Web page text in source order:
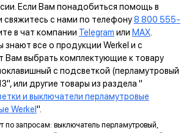
защита
Если Вам понадобиться помощь в
свяжитесь с нами по телефону8 800 555-
в чат компании Telegram или MAX.
все о продукции Werkel и с
Вам выбрать комплектующие к товару
с подсветкой (перламутровый
или другие товары из раздела "
и выключатели перламутровые
Werkel".
по запросам: выключатель перламутровый,